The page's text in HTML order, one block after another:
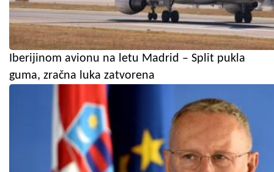
Iberijinom avionu na letu Madrid – Split pukla
guma, zračna luka zatvorena